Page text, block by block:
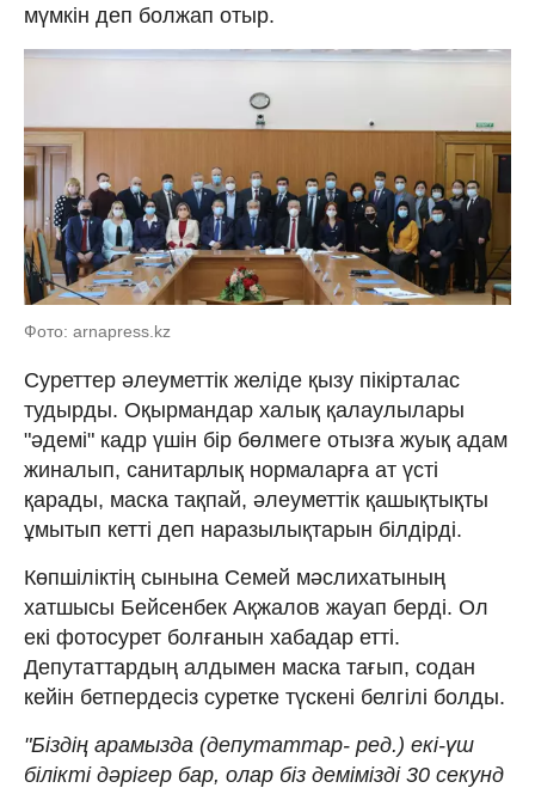
мүмкін деп болжап отыр.
Фото: arnapress.kz
Суреттер әлеуметтік желіде қызу пікірталас
тудырды. Оқырмандар халық қалаулылары
"әдемі" кадр үшін бір бөлмеге отызға жуық адам
жиналып, санитарлық нормаларға ат үсті
қарады, маска тақпай, әлеуметтік қашықтықты
ұмытып кетті деп наразылықтарын білдірді.
Көпшіліктің сынына Семей мәслихатының
хатшысы Бейсенбек Ақжалов жауап берді. Ол
екі фотосурет болғанын хабадар етті.
Депутаттардың алдымен маска тағып, содан
кейін бетпердесіз суретке түскені белгілі болды.
"Біздің арамызда (депутаттар- ред.) екі-үш
білікті дәрігер бар, олар біз демімізді 30 секунд